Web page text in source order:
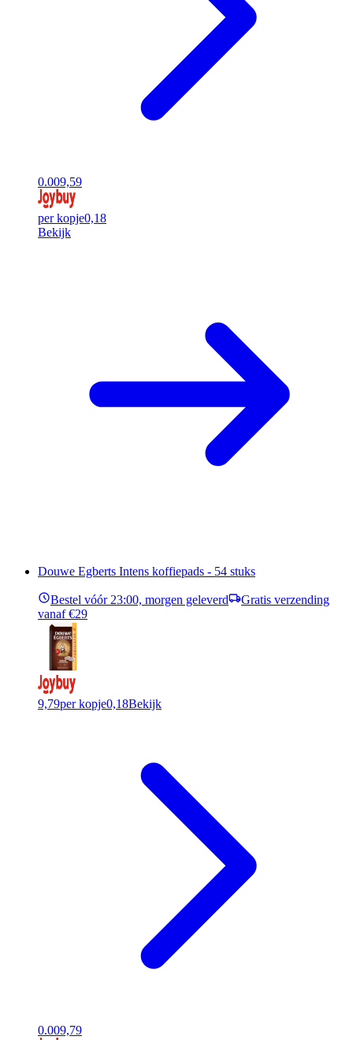
0.009,59
per kopje0,18
Bekijk
Douwe Egberts Intens koffiepads - 54 stuks
Bestel vóór 23:00, morgen geleverd
Gratis verzending
vanaf €29
9,79per kopje0,18Bekijk
0.009,79